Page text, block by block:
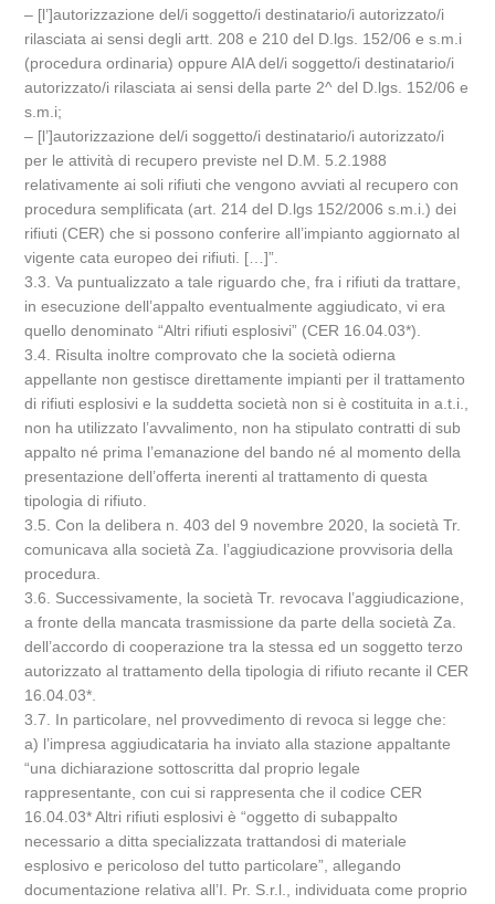
– [l’]autorizzazione del/i soggetto/i destinatario/i autorizzato/i
rilasciata ai sensi degli artt. 208 e 210 del D.lgs. 152/06 e s.m.i
(procedura ordinaria) oppure AIA del/i soggetto/i destinatario/i
autorizzato/i rilasciata ai sensi della parte 2^ del D.lgs. 152/06 e
s.m.i;
– [l’]autorizzazione del/i soggetto/i destinatario/i autorizzato/i
per le attività di recupero previste nel D.M. 5.2.1988
relativamente ai soli rifiuti che vengono avviati al recupero con
procedura semplificata (art. 214 del D.lgs 152/2006 s.m.i.) dei
rifiuti (CER) che si possono conferire all’impianto aggiornato al
vigente cata europeo dei rifiuti. […]”.
3.3. Va puntualizzato a tale riguardo che, fra i rifiuti da trattare,
in esecuzione dell’appalto eventualmente aggiudicato, vi era
quello denominato “Altri rifiuti esplosivi” (CER 16.04.03*).
3.4. Risulta inoltre comprovato che la società odierna
appellante non gestisce direttamente impianti per il trattamento
di rifiuti esplosivi e la suddetta società non si è costituita in a.t.i.,
non ha utilizzato l’avvalimento, non ha stipulato contratti di sub
appalto né prima l’emanazione del bando né al momento della
presentazione dell’offerta inerenti al trattamento di questa
tipologia di rifiuto.
3.5. Con la delibera n. 403 del 9 novembre 2020, la società Tr.
comunicava alla società Za. l’aggiudicazione provvisoria della
procedura.
3.6. Successivamente, la società Tr. revocava l’aggiudicazione,
a fronte della mancata trasmissione da parte della società Za.
dell’accordo di cooperazione tra la stessa ed un soggetto terzo
autorizzato al trattamento della tipologia di rifiuto recante il CER
16.04.03*.
3.7. In particolare, nel provvedimento di revoca si legge che:
a) l’impresa aggiudicataria ha inviato alla stazione appaltante
“una dichiarazione sottoscritta dal proprio legale
rappresentante, con cui si rappresenta che il codice CER
16.04.03* Altri rifiuti esplosivi è “oggetto di subappalto
necessario a ditta specializzata trattandosi di materiale
esplosivo e pericoloso del tutto particolare”, allegando
documentazione relativa all’I. Pr. S.r.l., individuata come proprio